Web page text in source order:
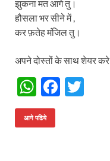
झुकना मत आगे तु।
हौसला भर सीने में ,
कर फ़तेह मंजिल तु।
अपने दोस्तों के साथ शेयर करे
W
h
at
F
आगे पढिये